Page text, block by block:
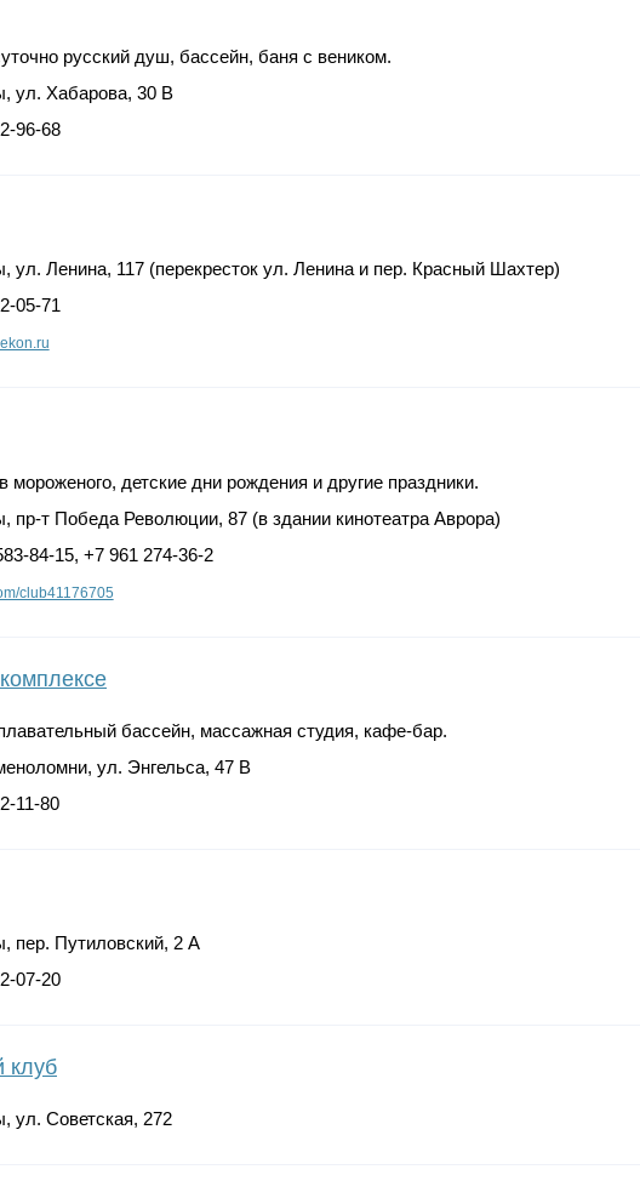
русский душ, бассейн, баня с веником.
ул. Хабарова, 30 В
96-68
ул. Ленина, 117 (перекресток ул. Ленина и пер. Красный Шахтер)
05-71
мороженого, детские дни рождения и другие праздники.
пр-т Победа Революции, 87 (в здании кинотеатра Аврора)
84-15, +7 961 274-36-2
club41176705
бассейн, массажная студия, кафе-бар.
ул. Энгельса, 47 В
11-80
пер. Путиловский, 2 А
07-20
клуб
ул. Советская, 272